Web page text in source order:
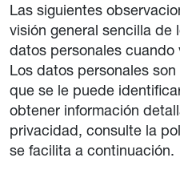
Las siguientes
visión general sencilla de
datos personales
Los datos personales
que se le puede
obtener información
privacidad, consulte la
se facilita a continuación.